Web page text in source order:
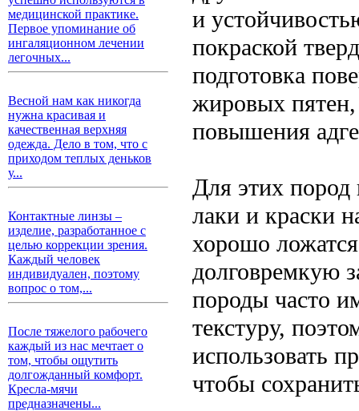
медицинской практике.
Первое упоминание об
ингаляционном лечении
легочных...
Весной нам как никогда
нужна красивая и
качественная верхняя
одежда. Дело в том, что с
приходом теплых деньков
у...
Контактные линзы –
изделие, разработанное с
целью коррекции зрения.
Каждый человек
индивидуален, поэтому
вопрос о том,...
После тяжелого рабочего
каждый из нас мечтает о
том, чтобы ощутить
долгожданный комфорт.
Кресла-мячи
предназначены...
и
покраской
подготовка
жировых
повышения
Для этих пород
лаки и краски
хорошо
долговремкую
породы часто
текстуру,
использовать
чтобы